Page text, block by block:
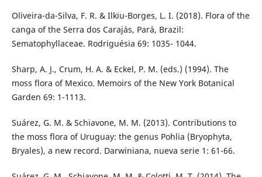
Oliveira-da-Silva, F. R. & Ilkiu-Borges, L. I. (2018). Flora of the
canga of the Serra dos Carajás, Pará, Brazil:
Sematophyllaceae. Rodriguésia 69: 1035- 1044.
Sharp, A. J., Crum, H. A. & Eckel, P. M. (eds.) (1994). The
moss flora of Mexico. Memoirs of the New York Botanical
Garden 69: 1-1113.
Suárez, G. M. & Schiavone, M. M. (2013). Contributions to
the moss flora of Uruguay: the genus Pohlia (Bryophyta,
Bryales), a new record. Darwiniana, nueva serie 1: 61-66.